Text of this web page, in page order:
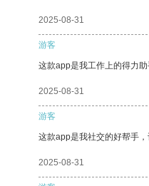
2025-08-31
游客
这款app是我工作上的得力
2025-08-31
游客
这款app是我社交的好帮手
2025-08-31